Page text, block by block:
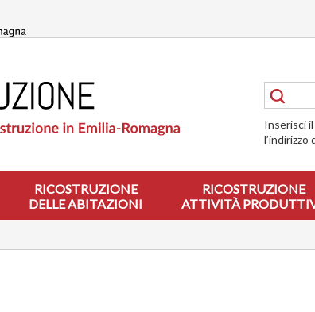
Inserisci
l’indirizzo
RICOSTRUZIONE
DELLE ABITAZIONI
RICOSTRUZIONE
ATTIVITÀ